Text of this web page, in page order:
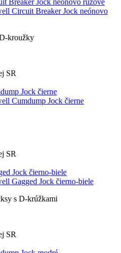
Circuit Breaker Jock neónovo
kroužky
SR
Cumdump Jock čierne
SR
Gagged Jock čierno-biele
s D-krúžkami
SR